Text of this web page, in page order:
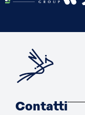
Contatti